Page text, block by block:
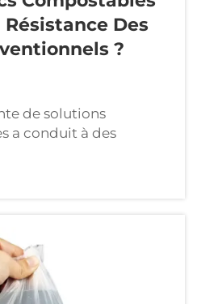
Des
?
de solutions
a conduit à des
dans le domaine des
les sacs
comme une
respectueuses
fabriquées...